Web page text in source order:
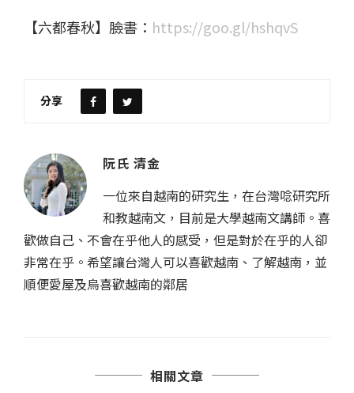
【六都春秋】臉書： https://goo.gl/hshqvS
分享
阮氏 清金
一位來自越南的研究生，在台灣唸研究所
和教越南文，目前是大學越南文講師。喜
歡做自己、不會在乎他人的感受，但是對於在乎的人卻
非常在乎。希望讓台灣人可以喜歡越南、了解越南，並
順便愛屋及烏喜歡越南的鄰居
相關文章